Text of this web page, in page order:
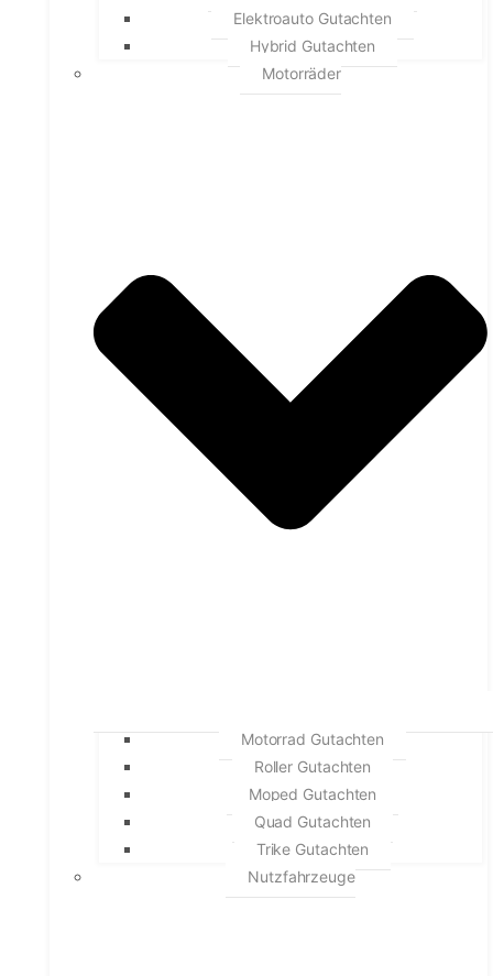
Elektroauto Gutachten
Hybrid Gutachten
Motorräder
Motorrad Gutachten
Roller Gutachten
Moped Gutachten
Quad Gutachten
Trike Gutachten
Nutzfahrzeuge